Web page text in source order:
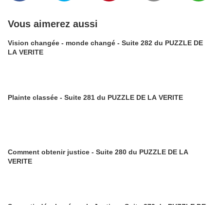
Vous aimerez aussi
Vision changée - monde changé - Suite 282 du PUZZLE DE
LA VERITE
Plainte classée - Suite 281 du PUZZLE DE LA VERITE
Comment obtenir justice - Suite 280 du PUZZLE DE LA
VERITE